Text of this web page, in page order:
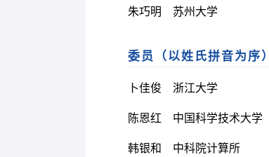
朱巧明 苏州大学
委员（以姓氏拼音为序）
卜佳俊 浙江大学
陈恩红 中国科学技术大学
韩银和 中科院计算所